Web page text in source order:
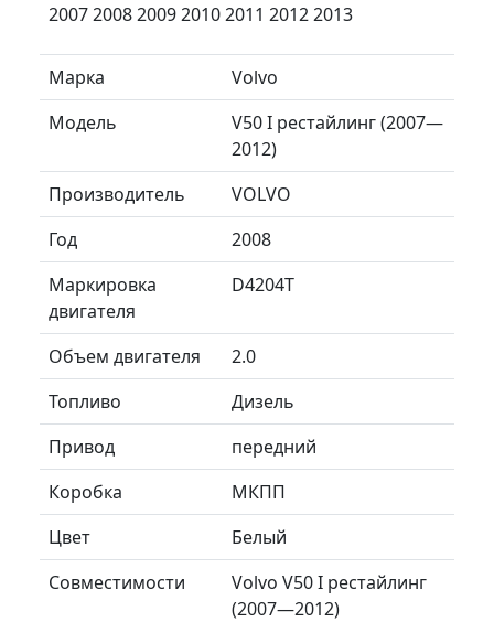
2007 2008 2009 2010 2011 2012 2013
Марка
Volvo
Модель
V50 I рестайлинг (2007—
2012)
Производитель
VOLVO
Год
2008
Маркировка
двигателя
D4204T
Объем двигателя
2.0
Топливо
Дизель
Привод
передний
Коробка
МКПП
Цвет
Белый
Совместимости
Volvo V50 I рестайлинг
(2007—2012)